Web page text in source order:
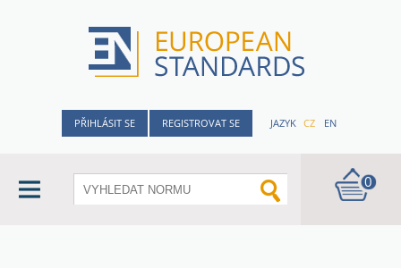
PŘIHLÁSIT SE REGISTROVAT SE JAZYK CZ EN
0